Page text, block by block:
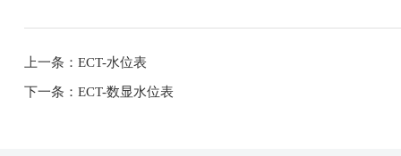
上一条：ECT-水位表
下一条：ECT-数显水位表